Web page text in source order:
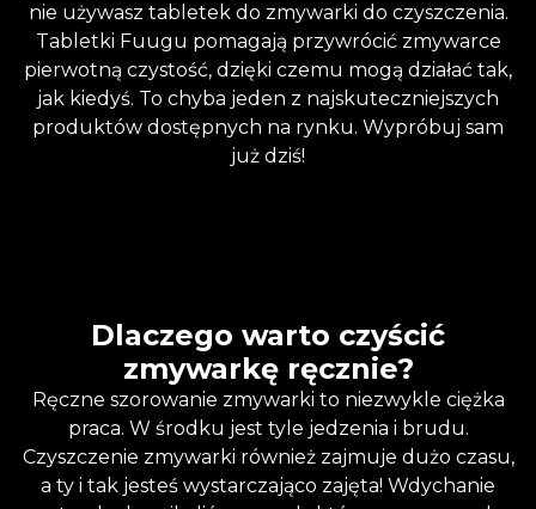
nie używasz tabletek do zmywarki do czyszczenia.
Tabletki Fuugu pomagają przywrócić zmywarce
pierwotną czystość, dzięki czemu mogą działać tak,
jak kiedyś. To chyba jeden z najskuteczniejszych
produktów dostępnych na rynku. Wypróbuj sam
już dziś!
Dlaczego warto czyścić
zmywarkę ręcznie?
Ręczne szorowanie zmywarki to niezwykle ciężka
praca. W środku jest tyle jedzenia i brudu.
Czyszczenie zmywarki również zajmuje dużo czasu,
a ty i tak jesteś wystarczająco zajęta! Wdychanie